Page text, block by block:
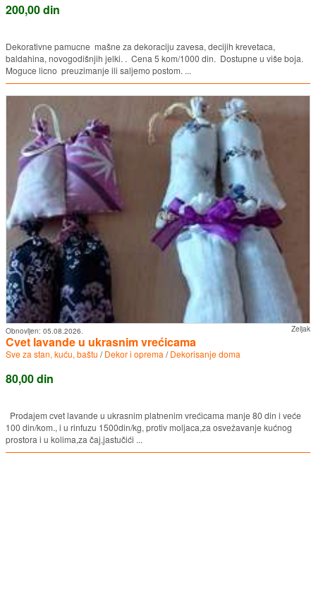
200,00 din
Dekorativne pamucne mašne za dekoraciju zavesa, decijih krevetaca,
baldahina, novogodišnjih jelki. . Cena 5 kom/1000 din. Dostupne u više boja.
Moguce licno preuzimanje ili saljemo postom. ...
Zeljak
Obnovljen: 05.08.2026.
Cvet lavande u ukrasnim vrećicama
Sve za stan, kuću, baštu /Dekor i oprema /Dekorisanje doma
80,00 din
Prodajem cvet lavande u ukrasnim platnenim vrećicama manje 80 din i veće
100 din/kom., i u rinfuzu 1500din/kg, protiv moljaca,za osvežavanje kućnog
prostora i u kolima,za čaj,jastučići ...